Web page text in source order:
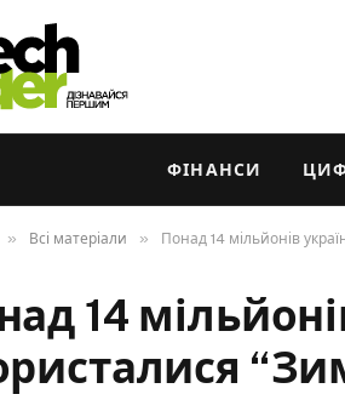
ФІНАНСИ
» Всі матеріали » Понад 14 мільйонів
14